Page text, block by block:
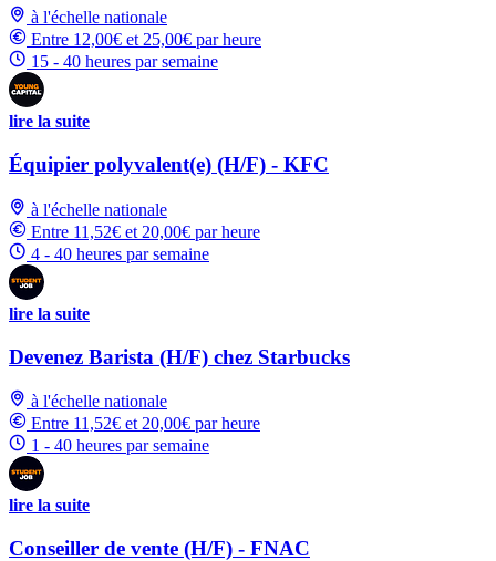
à l'échelle nationale
Entre 12,00€ et 25,00€ par heure
15 - 40 heures par semaine
lire la suite
Équipier polyvalent(e) (H/F) - KFC
à l'échelle nationale
Entre 11,52€ et 20,00€ par heure
4 - 40 heures par semaine
lire la suite
Devenez Barista (H/F) chez Starbucks
à l'échelle nationale
Entre 11,52€ et 20,00€ par heure
1 - 40 heures par semaine
lire la suite
Conseiller de vente (H/F) - FNAC